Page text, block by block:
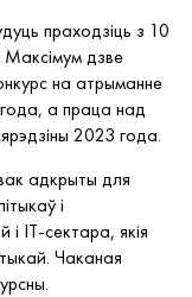
праходзіць з 10
Максімум дзве
на атрыманне
а праца над
2023 года.
адкрыты для
і
і IT-сектара, якія
Чаканая